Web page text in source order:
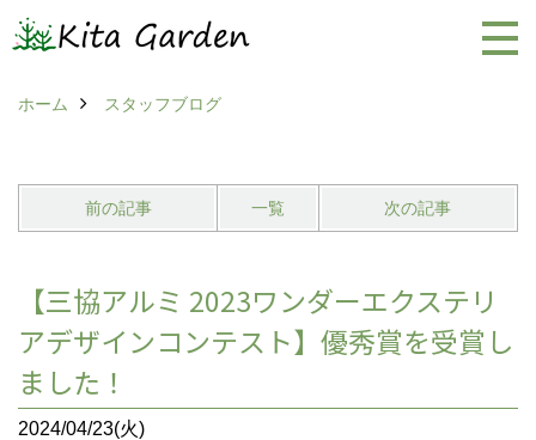
ホーム スタッフブログ
前の記事 一覧 次の記事
【三協アルミ 2023ワンダーエクステリ
アデザインコンテスト】優秀賞を受賞し
ました！
2024/04/23(火)